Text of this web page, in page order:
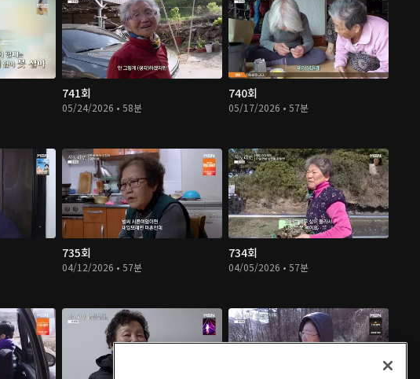
741회
05/24/2026 • 58분
740회
05/17/2026 • 57분
735회
04/12/2026 • 57분
734회
04/05/2026 • 57분